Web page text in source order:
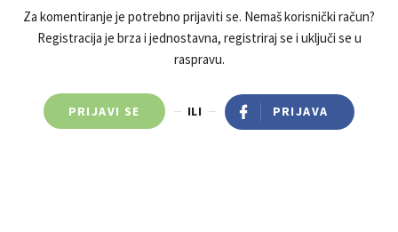
Za komentiranje je potrebno prijaviti se. Nemaš korisnički račun?
Registracija je brza i jednostavna, registriraj se i uključi se u
raspravu.
PRIJAVI SE ILI PRIJAVA